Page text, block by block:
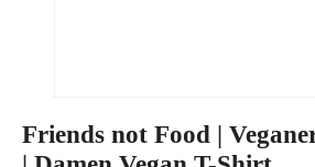
Friends not Food |